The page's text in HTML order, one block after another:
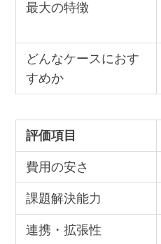
最大の特徴
どんなケースにおす
すめか
評価項目
費用の安さ
課題解決能力
連携・拡張性